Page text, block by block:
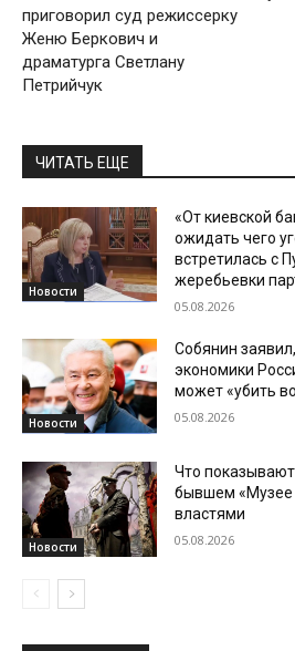
приговорил суд режиссерку
Женю Беркович и
драматурга Светлану
Петрийчук
ЧИТАТЬ ЕЩЕ
Новости
«От киевской
ожидать чего
встретилась с
жеребьевки
05.08.2026
Новости
Собянин
экономики
может «убить
05.08.2026
Новости
Что
бывшем «Музее
властями
05.08.2026